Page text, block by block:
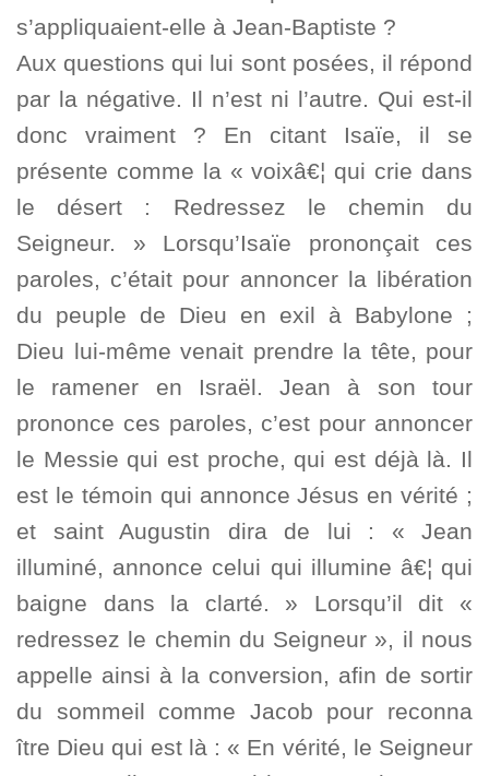
s’appliquaient-elle à Jean-Baptiste ?
Aux questions qui lui sont posées, il répond
par la négative. Il n’est ni l’autre. Qui est-il
donc vraiment ? En citant Isaïe, il se
présente comme la « voixâ€¦ qui crie dans
le désert : Redressez le chemin du
Seigneur. » Lorsqu’Isaïe prononçait ces
paroles, c’était pour annoncer la libération
du peuple de Dieu en exil à Babylone ;
Dieu lui-même venait prendre la tête, pour
le ramener en Israël. Jean à son tour
prononce ces paroles, c’est pour annoncer
le Messie qui est proche, qui est déjà là. Il
est le témoin qui annonce Jésus en vérité ;
et saint Augustin dira de lui : « Jean
illuminé, annonce celui qui illumine â€¦ qui
baigne dans la clarté. » Lorsqu’il dit «
redressez le chemin du Seigneur », il nous
appelle ainsi à la conversion, afin de sortir
du sommeil comme Jacob pour reconna
ître Dieu qui est là : « En vérité, le Seigneur